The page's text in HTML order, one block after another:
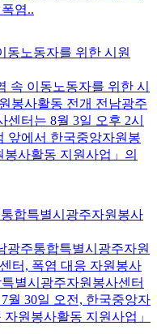
염..
동노동자를 위한 시원
속 이동노동자를 위한 시
봉사활동 전개 전남광주
터는 8월 3일 오후 2시
앞에서 한국중앙자원봉
사활동 지원사업」의
합특별시광주자원봉사
광주통합특별시광주자원
터, 폭염 대응 자원봉사
별시광주자원봉사센터
월 30일 오전, 한국중앙자
원봉사활동 지원사업」